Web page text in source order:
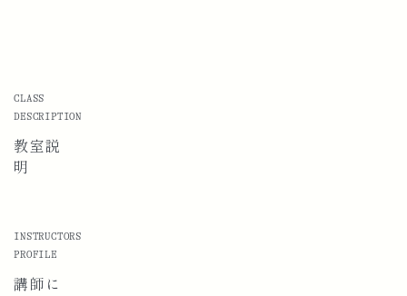
CLASS
DESCRIPTION
教室説
明
INSTRUCTORS
PROFILE
講師に